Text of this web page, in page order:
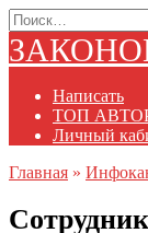
Перейти
к
содержанию
Search
for:
Написать
ТОП
Личный
Главная »